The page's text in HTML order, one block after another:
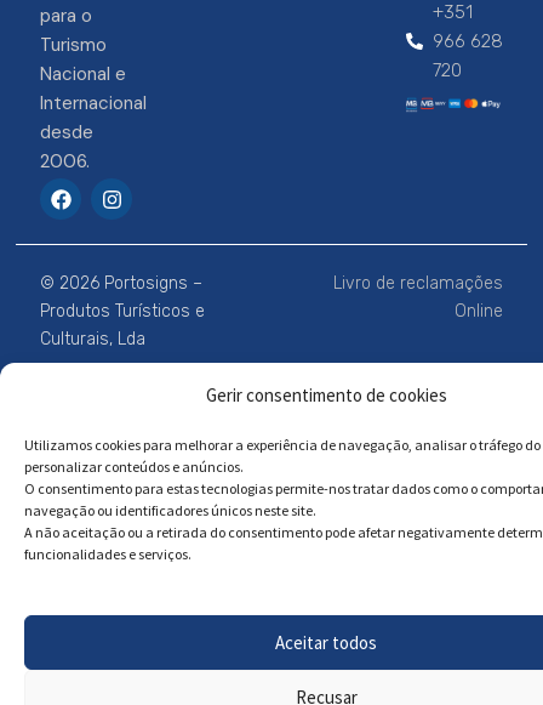
Gerir consentimento de cookies
Utilizamos cookies para melhorar a experiência de navegação, analisar o tráfego do
personalizar conteúdos e anúncios.
O consentimento para estas tecnologias permite-nos tratar dados como o
navegação ou identificadores únicos neste site.
A não aceitação ou a retirada do consentimento pode afetar negativamente
funcionalidades e serviços.
Aceitar todos
Recusar
para o
Turismo
Nacional e
Internacional
desde
2006.
F
a
e
b
o
o
k
I
n
t
a
g
r
a
m
+351
966 628
720
© 2026 Portosigns –
Produtos Turísticos e
Culturais, Lda
Livro de reclamações
Online